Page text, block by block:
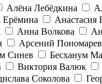
Алёна Лебёдкина
Ерёмина
Анастасия
Анна Волкова
Арсений Пономарев
Синев
Бесханум
Виктория Валюк
Соколова